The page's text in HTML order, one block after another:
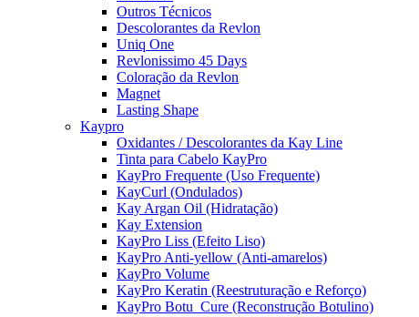
Outros Técnicos
Descolorantes da Revlon
Uniq One
Revlonissimo 45 Days
Coloração da Revlon
Magnet
Lasting Shape
Kaypro
Oxidantes / Descolorantes da Kay Line
Tinta para Cabelo KayPro
KayPro Frequente (Uso Frequente)
KayCurl (Ondulados)
Kay Argan Oil (Hidratação)
Kay Extension
KayPro Liss (Efeito Liso)
KayPro Anti-yellow (Anti-amarelos)
KayPro Volume
KayPro Keratin (Reestruturação e Reforço)
KayPro Botu_Cure (Reconstrução Botulino)